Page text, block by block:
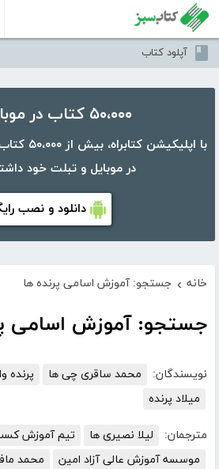
آپلود کتاب
۵۰،۰۰۰ کتاب در موبایل شما
با
در موبایل و تبلت خود
دانلود و نصب
خانه › جستجو: آموزش اسامی پرنده ها
جستجو: آموزش اسامی
نویسندگان: محمد ساقری چی ها پرنده
میلاد پرنده
مترجمان: لیلا نصیری ها
تیم آموزش کسب
موسسه آموزش عالی آزاد امین
محمد